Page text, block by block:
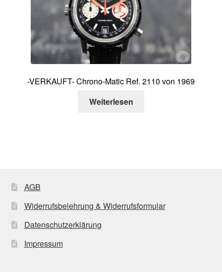
-VERKAUFT- Chrono-Matic Ref. 2110 von 1969
Weiterlesen
AGB
Widerrufsbelehrung & Widerrufsformular
Datenschutzerklärung
Impressum